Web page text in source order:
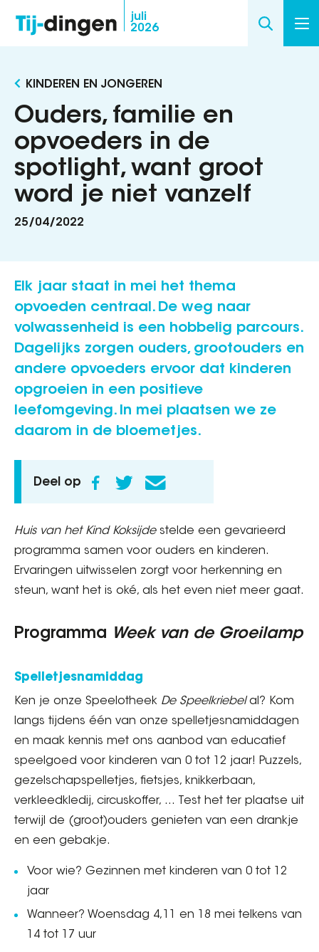
inhoud
gaan
juli
2026
KINDEREN EN JONGEREN
Ouders, familie en
opvoeders in de
spotlight, want groot
word je niet vanzelf
25/04/2022
Elk jaar staat in mei het thema
opvoeden centraal. De weg naar
volwassenheid is een hobbelig parcours.
Dagelijks zorgen ouders, grootouders en
andere opvoeders ervoor dat kinderen
opgroeien in een positieve
leefomgeving. In mei plaatsen we ze
daarom in de bloemetjes.
Deel op
Huis van het Kind Koksijdestelde een gevarieerd
programma samen voor ouders en kinderen.
Ervaringen uitwisselen zorgt voor herkenning en
steun, want het is oké, als het even niet meer gaat.
Programma Week van de Groeilamp
Spelletjesnamiddag
Ken je onze Speelotheek De Speelkriebelal? Kom
langs tijdens één van onze spelletjesnamiddagen
en maak kennis met ons aanbod van educatief
speelgoed voor kinderen van 0 tot 12 jaar! Puzzels,
gezelschapspelletjes, fietsjes, knikkerbaan,
verkleedkledij, circuskoffer, … Test het ter plaatse uit
terwijl de (groot)ouders genieten van een drankje
en een gebakje.
Voor wie? Gezinnen met kinderen van 0 tot 12
jaar
Wanneer? Woensdag 4,11 en 18 mei telkens van
14 tot 17 uur